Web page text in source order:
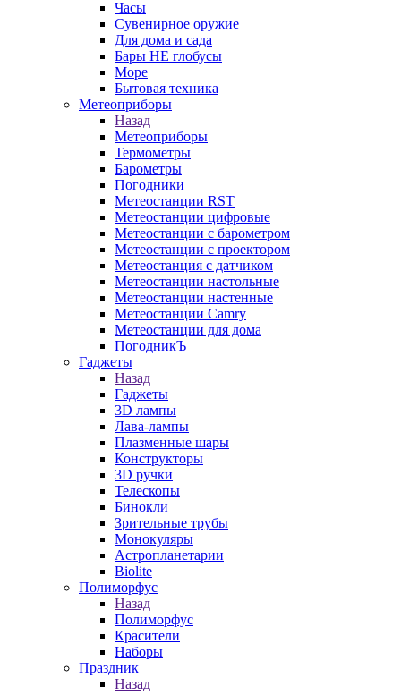
Часы
Сувенирное оружие
Для дома и сада
Бары НЕ глобусы
Море
Бытовая техника
Метеоприборы
Назад
Метеоприборы
Термометры
Барометры
Погодники
Метеостанции RST
Метеостанции цифровые
Метеостанции с барометром
Метеостанции с проектором
Метеостанция с датчиком
Метеостанции настольные
Метеостанции настенные
Метеостанции Camry
Метеостанции для дома
ПогодникЪ
Гаджеты
Назад
Гаджеты
3D лампы
Лава-лампы
Плазменные шары
Конструкторы
3D ручки
Телескопы
Бинокли
Зрительные трубы
Монокуляры
Астропланетарии
Biolite
Полиморфус
Назад
Полиморфус
Красители
Наборы
Праздник
Назад